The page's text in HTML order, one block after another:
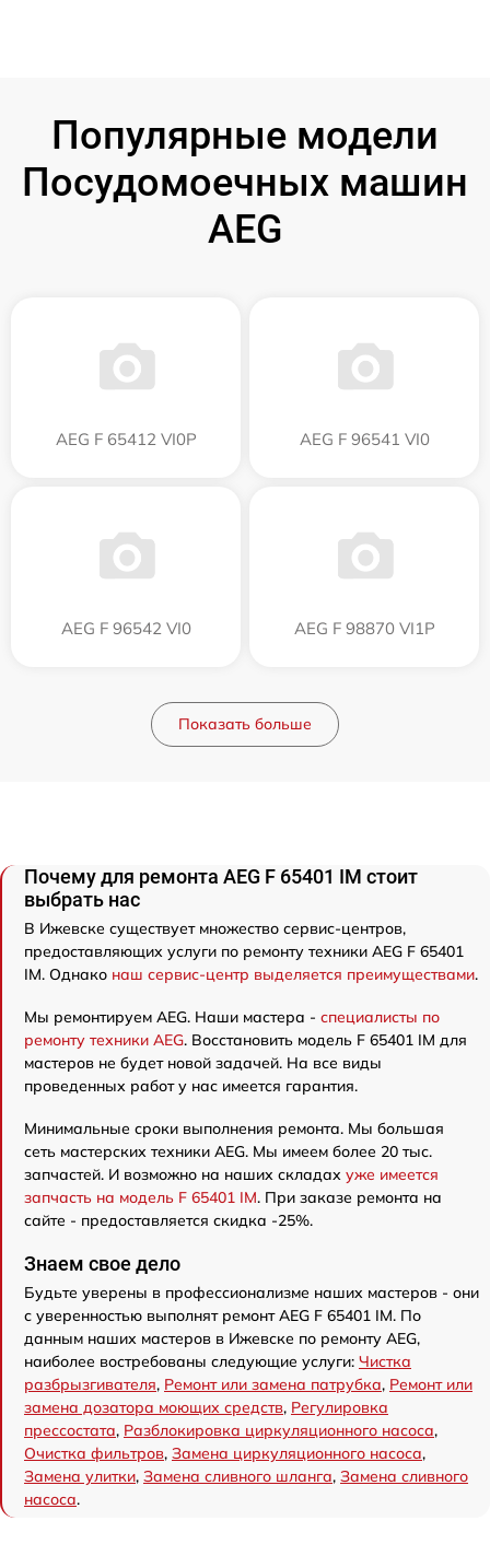
Популярные модели
Посудомоечных машин
AEG
AEG F 65412 VI0P AEG F 96541 VI0
AEG F 96542 VI0 AEG F 98870 VI1P
Показать больше
Почему для ремонта AEG F 65401 IM стоит
выбрать нас
В Ижевске существует множество сервис-центров,
предоставляющих услуги по ремонту техники AEG F 65401
IM. Однако наш сервис-центр выделяется преимуществами.
Мы ремонтируем AEG. Наши мастера - специалисты по
ремонту техники AEG. Восстановить модель F 65401 IM для
мастеров не будет новой задачей. На все виды
проведенных работ у нас имеется гарантия.
Минимальные сроки выполнения ремонта. Мы большая
сеть мастерских техники AEG. Мы имеем более 20 тыс.
запчастей. И возможно на наших складах уже имеется
запчасть на модель F 65401 IM. При заказе ремонта на
сайте - предоставляется скидка -25%.
Знаем свое дело
Будьте уверены в профессионализме наших мастеров - они
с уверенностью выполнят ремонт AEG F 65401 IM. По
данным наших мастеров в Ижевске по ремонту AEG,
наиболее востребованы следующие услуги: Чистка
разбрызгивателя, Ремонт или замена патрубка, Ремонт или
замена дозатора моющих средств, Регулировка
прессостата, Разблокировка циркуляционного насоса,
Очистка фильтров, Замена циркуляционного насоса,
Замена улитки, Замена сливного шланга, Замена сливного
насоса.